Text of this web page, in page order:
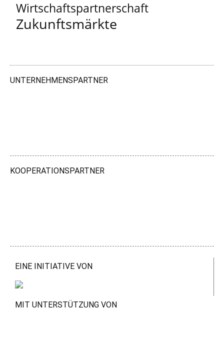
Wirtschaftspartnerschaft
Zukunftsmärkte
UNTERNEHMENSPARTNER
KOOPERATIONSPARTNER
EINE INITIATIVE VON
MIT UNTERSTÜTZUNG VON